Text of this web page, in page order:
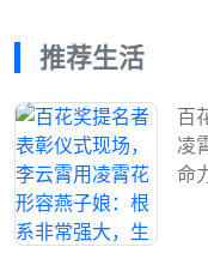
推荐生活
百
凌
命